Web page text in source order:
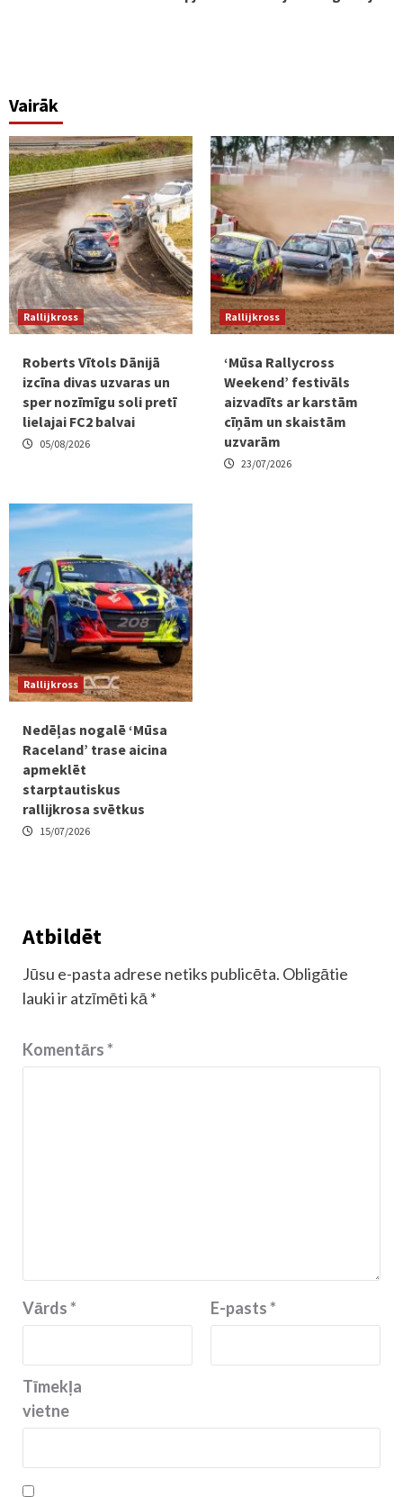
Vairāk
Rallijkross
Roberts Vītols Dānijā
izcīna divas uzvaras un
sper nozīmīgu soli pretī
lielajai FC2 balvai
05/08/2026
Rallijkross
‘Mūsa Rallycross
Weekend’ festivāls
aizvadīts ar karstām
cīņām un skaistām
uzvarām
23/07/2026
Rallijkross
Nedēļas nogalē ‘Mūsa
Raceland’ trase aicina
apmeklēt
starptautiskus
rallijkrosa svētkus
15/07/2026
Atbildēt
Jūsu e-pasta adrese netiks publicēta. Obligātie
lauki ir atzīmēti kā *
Komentārs*
Vārds* E-pasts*
Tīmekļa
vietne